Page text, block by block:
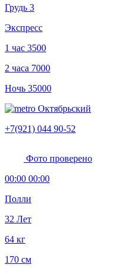
Грудь 3
Экспресс
1 час 3500
2 часа 7000
Ночь 35000
Октябрьский
+7(921) 044 90-52
Фото проверено
00:00 00:00
Полли
32 Лет
64 кг
170 см